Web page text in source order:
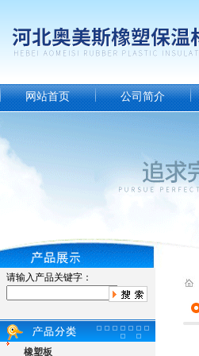
网站首页 公司简介
请输入产品关键字：
橡塑板